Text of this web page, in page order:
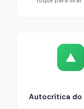
Autocrítica do
Instruir a IA a
resposta.
identificar